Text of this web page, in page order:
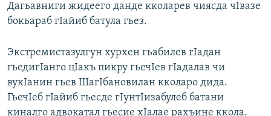
Дагьавниги жидеего данде кколарев чиясда чIвазе
бокьараб гIайиб батула гьез.
Экстремистазулгун хурхен гьабилев гIадан
гьедигIанго цIакъ пикру гьечIев гIадалав чи
вукIанин гьев ШагIбановилан кколаро дида.
ГьечIеб гIайиб гьесде гIунтIизабулеб батани
киналго адвокатал гьесие хIалае рахъине ккола.